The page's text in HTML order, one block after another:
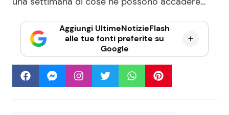
Aggiungi UltimeNotizieFlash
alle tue fonti preferite su
Google